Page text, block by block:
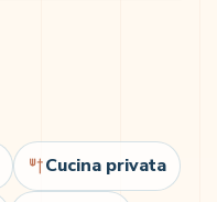
Cucina privata